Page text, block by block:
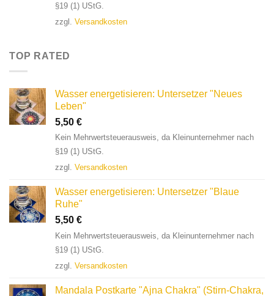
§19 (1) UStG.
zzgl. Versandkosten
TOP RATED
Wasser energetisieren: Untersetzer "Neues
Leben"
5,50 €
Kein Mehrwertsteuerausweis, da Kleinunternehmer nach
§19 (1) UStG.
zzgl. Versandkosten
Wasser energetisieren: Untersetzer "Blaue
Ruhe"
5,50 €
Kein Mehrwertsteuerausweis, da Kleinunternehmer nach
§19 (1) UStG.
zzgl. Versandkosten
Mandala Postkarte "Ajna Chakra" (Stirn-Chakra,